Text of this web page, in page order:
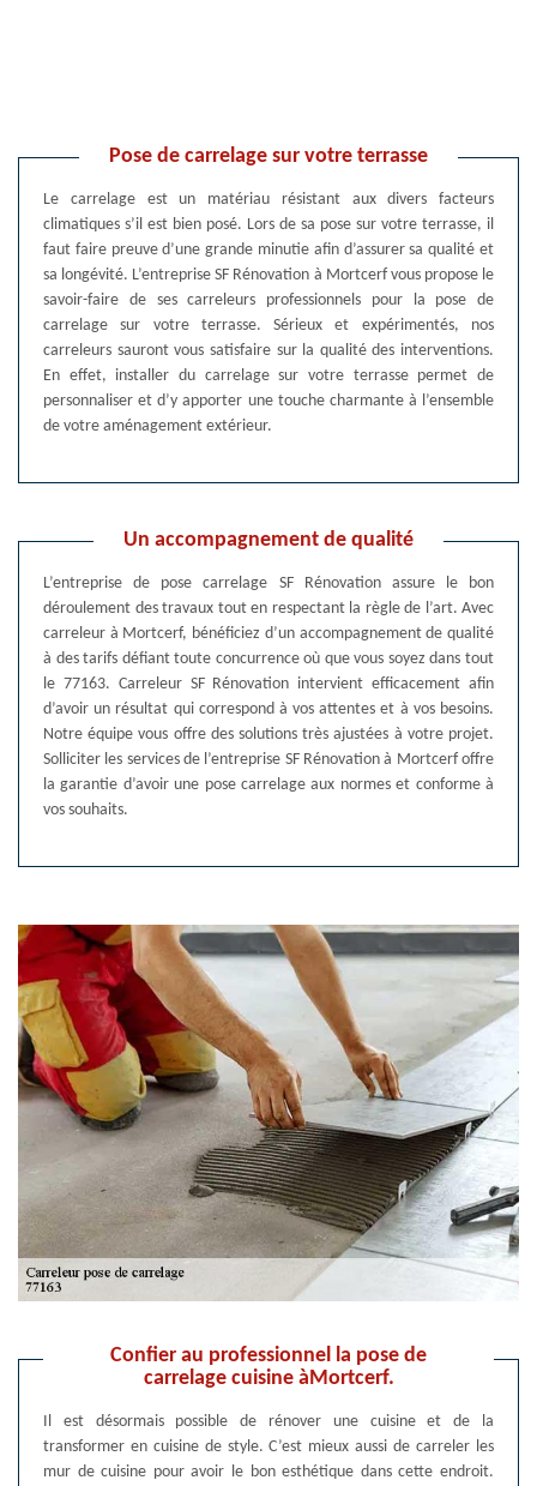
Pose de carrelage sur votre terrasse
Le carrelage est un matériau résistant aux divers facteurs
climatiques s’il est bien posé. Lors de sa pose sur votre terrasse, il
faut faire preuve d’une grande minutie afin d’assurer sa qualité et
sa longévité. L’entreprise SF Rénovation à Mortcerf vous propose le
savoir-faire de ses carreleurs professionnels pour la pose de
carrelage sur votre terrasse. Sérieux et expérimentés, nos
carreleurs sauront vous satisfaire sur la qualité des interventions.
En effet, installer du carrelage sur votre terrasse permet de
personnaliser et d’y apporter une touche charmante à l’ensemble
de votre aménagement extérieur.
Un accompagnement de qualité
L’entreprise de pose carrelage SF Rénovation assure le bon
déroulement des travaux tout en respectant la règle de l’art. Avec
carreleur à Mortcerf, bénéficiez d’un accompagnement de qualité
à des tarifs défiant toute concurrence où que vous soyez dans tout
le 77163. Carreleur SF Rénovation intervient efficacement afin
d’avoir un résultat qui correspond à vos attentes et à vos besoins.
Notre équipe vous offre des solutions très ajustées à votre projet.
Solliciter les services de l’entreprise SF Rénovation à Mortcerf offre
la garantie d’avoir une pose carrelage aux normes et conforme à
vos souhaits.
Confier au professionnel la pose de
carrelage cuisine àMortcerf.
Il est désormais possible de rénover une cuisine et de la
transformer en cuisine de style. C’est mieux aussi de carreler les
mur de cuisine pour avoir le bon esthétique dans cette endroit.